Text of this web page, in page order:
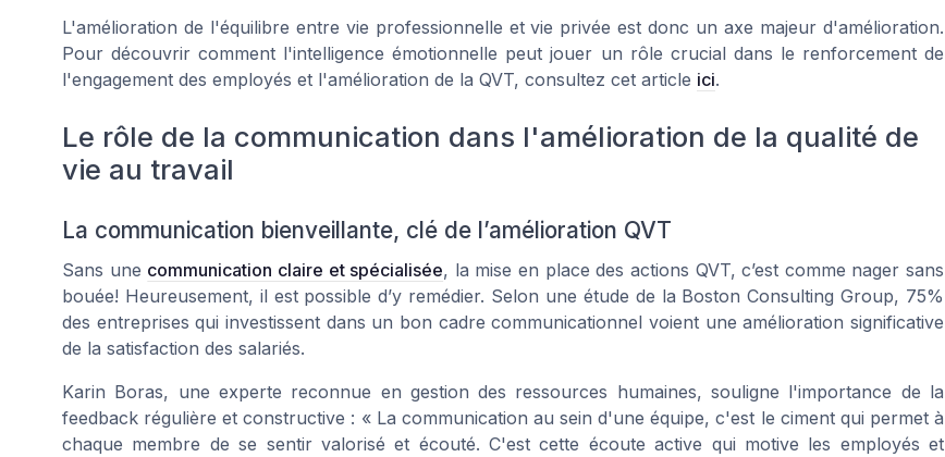
L'amélioration de l'équilibre entre vie professionnelle et vie privée est donc un axe majeur d'amélioration.
Pour découvrir comment l'intelligence émotionnelle peut jouer un rôle crucial dans le renforcement de
l'engagement des employés et l'amélioration de la QVT, consultez cet article ici.
Le rôle de la communication dans l'amélioration de la qualité de
vie au travail
La communication bienveillante, clé de l’amélioration QVT
Sans une communication claire et spécialisée, la mise en place des actions QVT, c’est comme nager sans
bouée! Heureusement, il est possible d’y remédier. Selon une étude de la Boston Consulting Group, 75%
des entreprises qui investissent dans un bon cadre communicationnel voient une amélioration significative
de la satisfaction des salariés.
Karin Boras, une experte reconnue en gestion des ressources humaines, souligne l'importance de la
feedback régulière et constructive : « La communication au sein d'une équipe, c'est le ciment qui permet à
chaque membre de se sentir valorisé et écouté. C'est cette écoute active qui motive les employés et